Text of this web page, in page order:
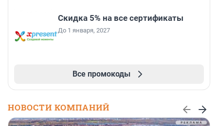
Скидка 5% на все сертификаты
До 1 января, 2027
Все промокоды
НОВОСТИ КОМПАНИЙ